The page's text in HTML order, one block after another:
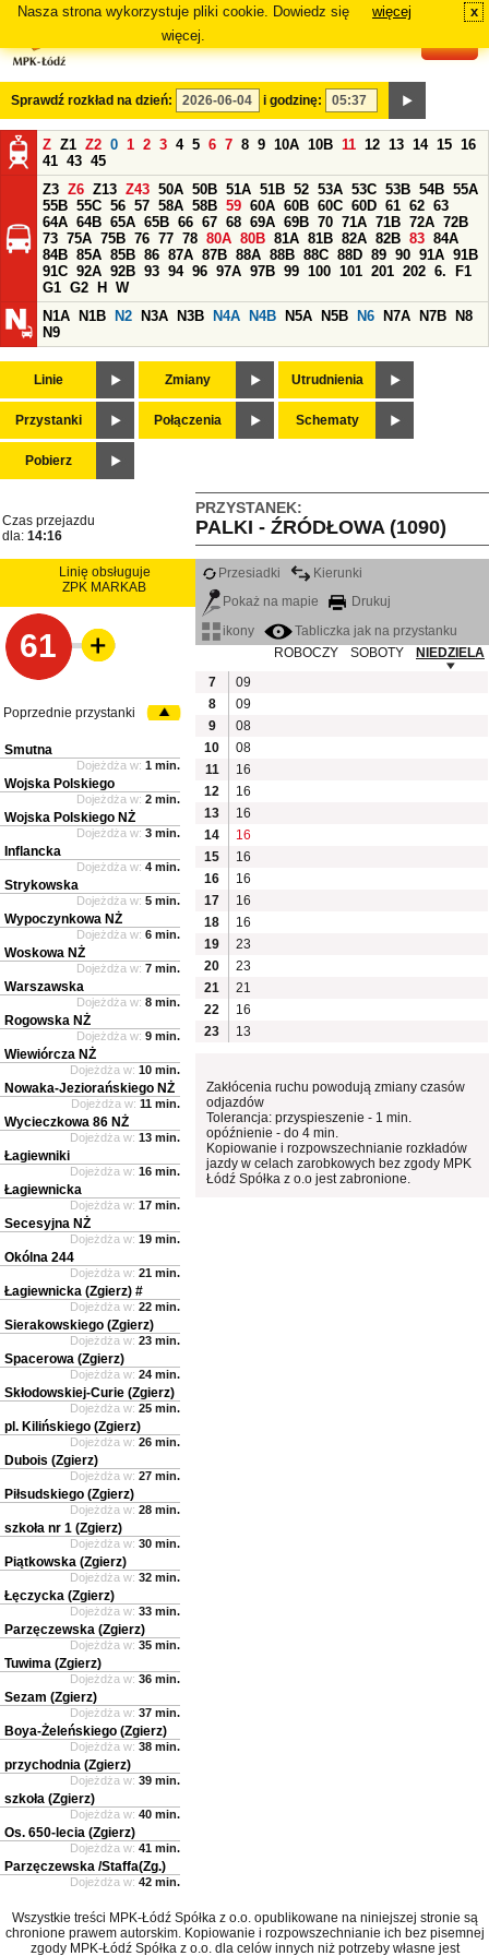
Nasza strona wykorzystuje pliki cookie. Dowiedz się
więcej.
więcej x
Sprawdź rozkład na dzień: i godzinę:
Z Z1 Z2 0 1 2 3 4 5 6 7 8 9 10A 10B 11 12 13 14 15 16
41 43 45
Z3 Z6 Z13 Z43 50A 50B 51A 51B 52 53A 53C 53B 54B 55A
55B 55C 56 57 58A 58B 59 60A 60B 60C 60D 61 62 63
64A 64B 65A 65B 66 67 68 69A 69B 70 71A 71B 72A 72B
73 75A 75B 76 77 78 80A 80B 81A 81B 82A 82B 83 84A
84B 85A 85B 86 87A 87B 88A 88B 88C 88D 89 90 91A 91B
91C 92A 92B 93 94 96 97A 97B 99 100 101 201 202 6.
F1
G1 G2 H
W
N1A
N1B N2 N3A N3B N4A N4B N5A N5B N6 N7A N7B
N8
N9
Linie Zmiany Utrudnienia
Przystanki Połączenia Schematy
Pobierz
PRZYSTANEK:
PALKI - ŹRÓDŁOWA (1090)
Czas przejazdu
dla: 14:16
Linię obsługuje
ZPK MARKAB
61
Przesiadki
Kierunki
Pokaż na mapie
Drukuj
ikony
Tabliczka jak na przystanku
ROBOCZY
SOBOTY
NIEDZIELA
7
09
8
09
9
08
10
08
11
16
12
16
13
16
14
16
15
16
16
16
17
16
18
16
19
23
20
23
21
21
22
16
23
13
Zakłócenia ruchu powodują zmiany czasów
odjazdów
Tolerancja: przyspieszenie - 1 min.
opóźnienie - do 4 min.
Kopiowanie i rozpowszechnianie rozkładów
jazdy w celach zarobkowych bez zgody MPK
Łódź Spółka z o.o jest zabronione.
Poprzednie przystanki
Smutna
Dojeżdża w: 1 min.
Wojska Polskiego
Dojeżdża w: 2 min.
Wojska Polskiego NŻ
Dojeżdża w: 3 min.
Inflancka
Dojeżdża w: 4 min.
Strykowska
Dojeżdża w: 5 min.
Wypoczynkowa NŻ
Dojeżdża w: 6 min.
Woskowa NŻ
Dojeżdża w: 7 min.
Warszawska
Dojeżdża w: 8 min.
Rogowska NŻ
Dojeżdża w: 9 min.
Wiewiórcza NŻ
Dojeżdża w: 10 min.
Nowaka-Jeziorańskiego NŻ
Dojeżdża w: 11 min.
Wycieczkowa 86 NŻ
Dojeżdża w: 13 min.
Łagiewniki
Dojeżdża w: 16 min.
Łagiewnicka
Dojeżdża w: 17 min.
Secesyjna NŻ
Dojeżdża w: 19 min.
Okólna 244
Dojeżdża w: 21 min.
Łagiewnicka (Zgierz) #
Dojeżdża w: 22 min.
Sierakowskiego (Zgierz)
Dojeżdża w: 23 min.
Spacerowa (Zgierz)
Dojeżdża w: 24 min.
Skłodowskiej-Curie (Zgierz)
Dojeżdża w: 25 min.
pl. Kilińskiego (Zgierz)
Dojeżdża w: 26 min.
Dubois (Zgierz)
Dojeżdża w: 27 min.
Piłsudskiego (Zgierz)
Dojeżdża w: 28 min.
szkoła nr 1 (Zgierz)
Dojeżdża w: 30 min.
Piątkowska (Zgierz)
Dojeżdża w: 32 min.
Łęczycka (Zgierz)
Dojeżdża w: 33 min.
Parzęczewska (Zgierz)
Dojeżdża w: 35 min.
Tuwima (Zgierz)
Dojeżdża w: 36 min.
Sezam (Zgierz)
Dojeżdża w: 37 min.
Boya-Żeleńskiego (Zgierz)
Dojeżdża w: 38 min.
przychodnia (Zgierz)
Dojeżdża w: 39 min.
szkoła (Zgierz)
Dojeżdża w: 40 min.
Os. 650-lecia (Zgierz)
Dojeżdża w: 41 min.
Parzęczewska /Staffa(Zg.)
Dojeżdża w: 42 min.
Wszystkie treści MPK-Łódź Spółka z o.o. opublikowane na niniejszej stronie są
chronione prawem autorskim. Kopiowanie i rozpowszechnianie ich bez pisemnej
zgody MPK-Łódź Spółka z o.o. dla celów innych niż potrzeby własne jest